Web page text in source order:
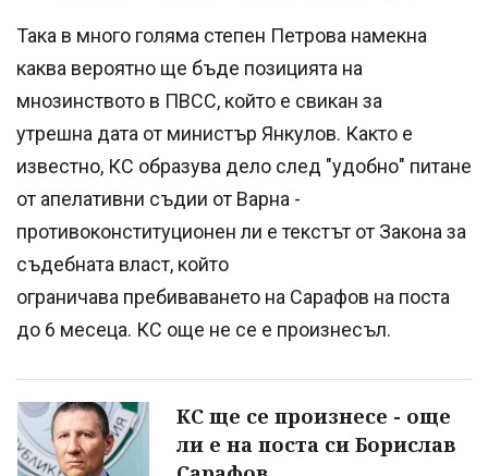
Така в много голяма степен Петрова намекна
каква вероятно ще бъде позицията на
мнозинството в ПВСС, който е свикан за
утрешна дата от министър Янкулов. Както е
известно, КС образува дело след "удобно" питане
от апелативни съдии от Варна -
противоконституционен ли е текстът от Закона за
съдебната власт, който
ограничава пребиваването на Сарафов на поста
до 6 месеца. КС още не се е произнесъл.
КС ще се произнесе - още
ли е на поста си Борислав